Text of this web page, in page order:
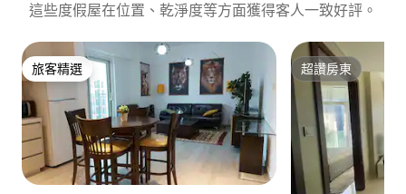
這些度假屋在位置、乾淨度等方面獲得客人一致好評。
旅客精選
旅客精選 超讚房東
超讚房東